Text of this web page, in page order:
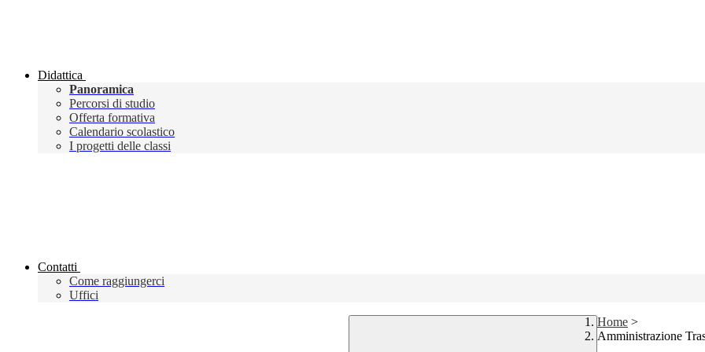
Didattica
Panoramica
Percorsi di studio
Offerta formativa
Calendario scolastico
I progetti delle classi
Contatti
Come raggiungerci
Uffici
Home >
Amministrazione